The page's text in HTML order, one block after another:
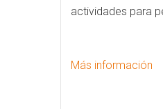
actividades para
Más información